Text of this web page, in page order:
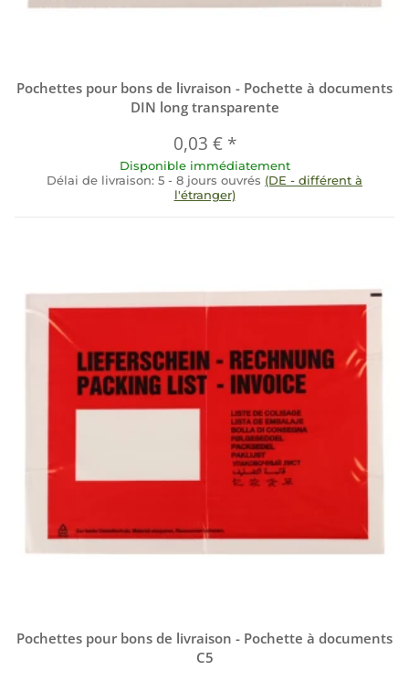
Pochettes pour bons de livraison - Pochette à documents
DIN long transparente
0,03 € *
Disponible immédiatement
Délai de livraison: 5 - 8 jours ouvrés (DE - différent à
l'étranger)
Pochettes pour bons de livraison - Pochette à documents
C5